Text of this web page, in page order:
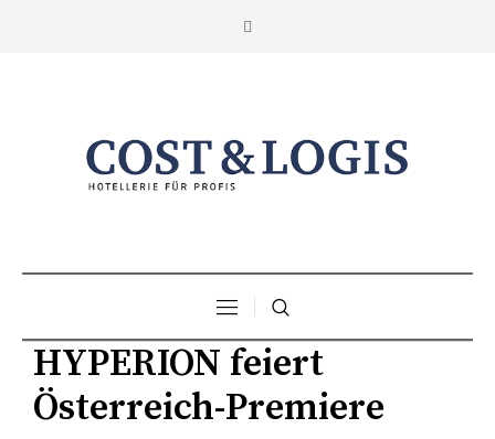
HYPERION feiert
Österreich-Premiere